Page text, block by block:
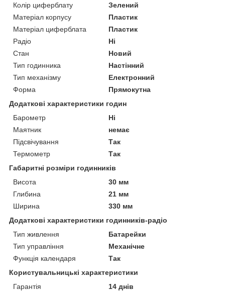
Колір циферблату
Зелений
Матеріал корпусу
Пластик
Матеріал циферблата
Пластик
Радіо
Ні
Стан
Новий
Тип годинника
Настінний
Тип механізму
Електронний
Форма
Прямокутна
Додаткові характеристики годин
Барометр
Ні
Маятник
немає
Підсвічування
Так
Термометр
Так
Габаритні розміри годинників
Висота
30 мм
Глибина
21 мм
Ширина
330 мм
Додаткові характеристики годинників-радіо
Тип живлення
Батарейки
Тип управління
Механічне
Функція календаря
Так
Користувальницькі характеристики
Гарантія
14 днів